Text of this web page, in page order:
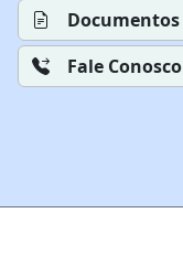
Documentos
Fale Conosco